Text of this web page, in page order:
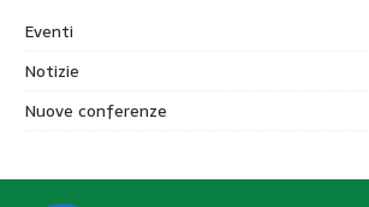
Eventi
Notizie
Nuove conferenze